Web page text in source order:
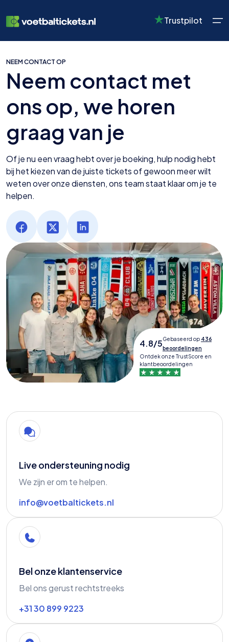
Trustpilot
NEEM CONTACT OP
Neem contact met
ons op, we horen
graag van je
Of je nu een vraag hebt over je boeking, hulp nodig hebt
bij het kiezen van de juiste tickets of gewoon meer wilt
weten over onze diensten, ons team staat klaar om je te
helpen.
4.8/5Gebaseerd op 436
beoordelingen
Ontdek onze TrustScore en
klantbeoordelingen
Live ondersteuning nodig
We zijn er om te helpen.
info@voetbaltickets.nl
Bel onze klantenservice
Bel ons gerust rechtstreeks
+31 30 899 9223
Selecteer uw taal
Verenigd
Nederland
Selecteer uw valuta
$ £